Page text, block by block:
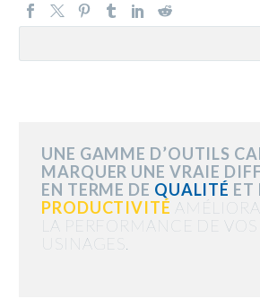
UNE GAMME D’OUTILS
MARQUER UNE VRAIE
EN TERME DE QUALITÉ ET
PRODUCTIVITÉ
LA PERFORMANCE DE VOS
USINAGES.